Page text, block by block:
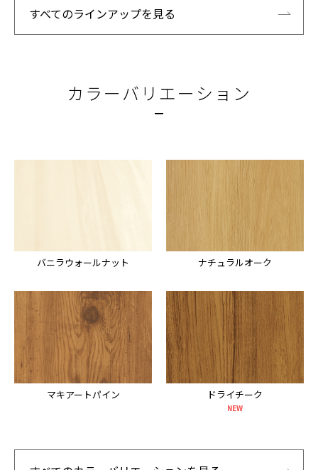
すべてのラインアップを見る
カラーバリエーション
バニラウォールナット ナチュラルオーク
マキアートパイン ドライチーク
NEW